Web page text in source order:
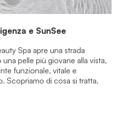
e SunSee
Spa apre una strada
pelle più giovane alla vista,
funzionale, vitale e
Scopriamo di cosa si tratta.